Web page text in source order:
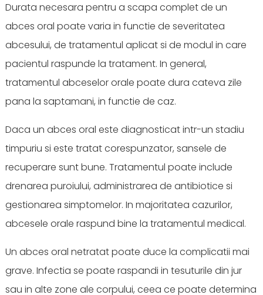
Durata necesara pentru a scapa complet de un
abces oral poate varia in functie de severitatea
abcesului, de tratamentul aplicat si de modul in care
pacientul raspunde la tratament. In general,
tratamentul abceselor orale poate dura cateva zile
pana la saptamani, in functie de caz.
Daca un abces oral este diagnosticat intr-un stadiu
timpuriu si este tratat corespunzator, sansele de
recuperare sunt bune. Tratamentul poate include
drenarea puroiului, administrarea de antibiotice si
gestionarea simptomelor. In majoritatea cazurilor,
abcesele orale raspund bine la tratamentul medical.
Un abces oral netratat poate duce la complicatii mai
grave. Infectia se poate raspandi in tesuturile din jur
sau in alte zone ale corpului, ceea ce poate determina